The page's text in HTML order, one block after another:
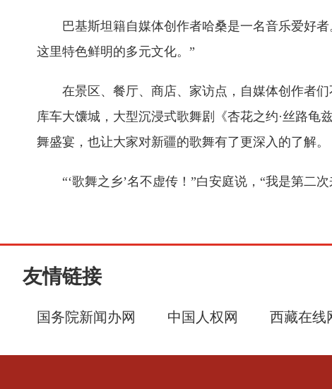
巴基斯坦籍自媒体创作者哈桑是一名音乐爱好
这里特色鲜明的多元文化。”
在景区、餐厅、商店、家访点，自媒体创作者
库车大馕城，大型沉浸式歌舞剧《杏花之约·丝路
舞盛宴，也让大家对新疆的歌舞有了更深入的了解。
“‘歌舞之乡’名不虚传！”白安庭说，“我是第二
友情链接
国务院新闻办网 中国人权网 西藏在线